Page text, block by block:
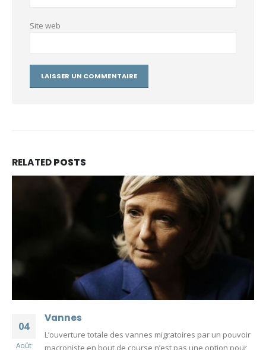
Site web
RELATEDPOSTS
04
Août
Vannes
L’ouverture totale des vannes migratoires par un pouvoir
macroniste en bout de course n’est pas une option pour